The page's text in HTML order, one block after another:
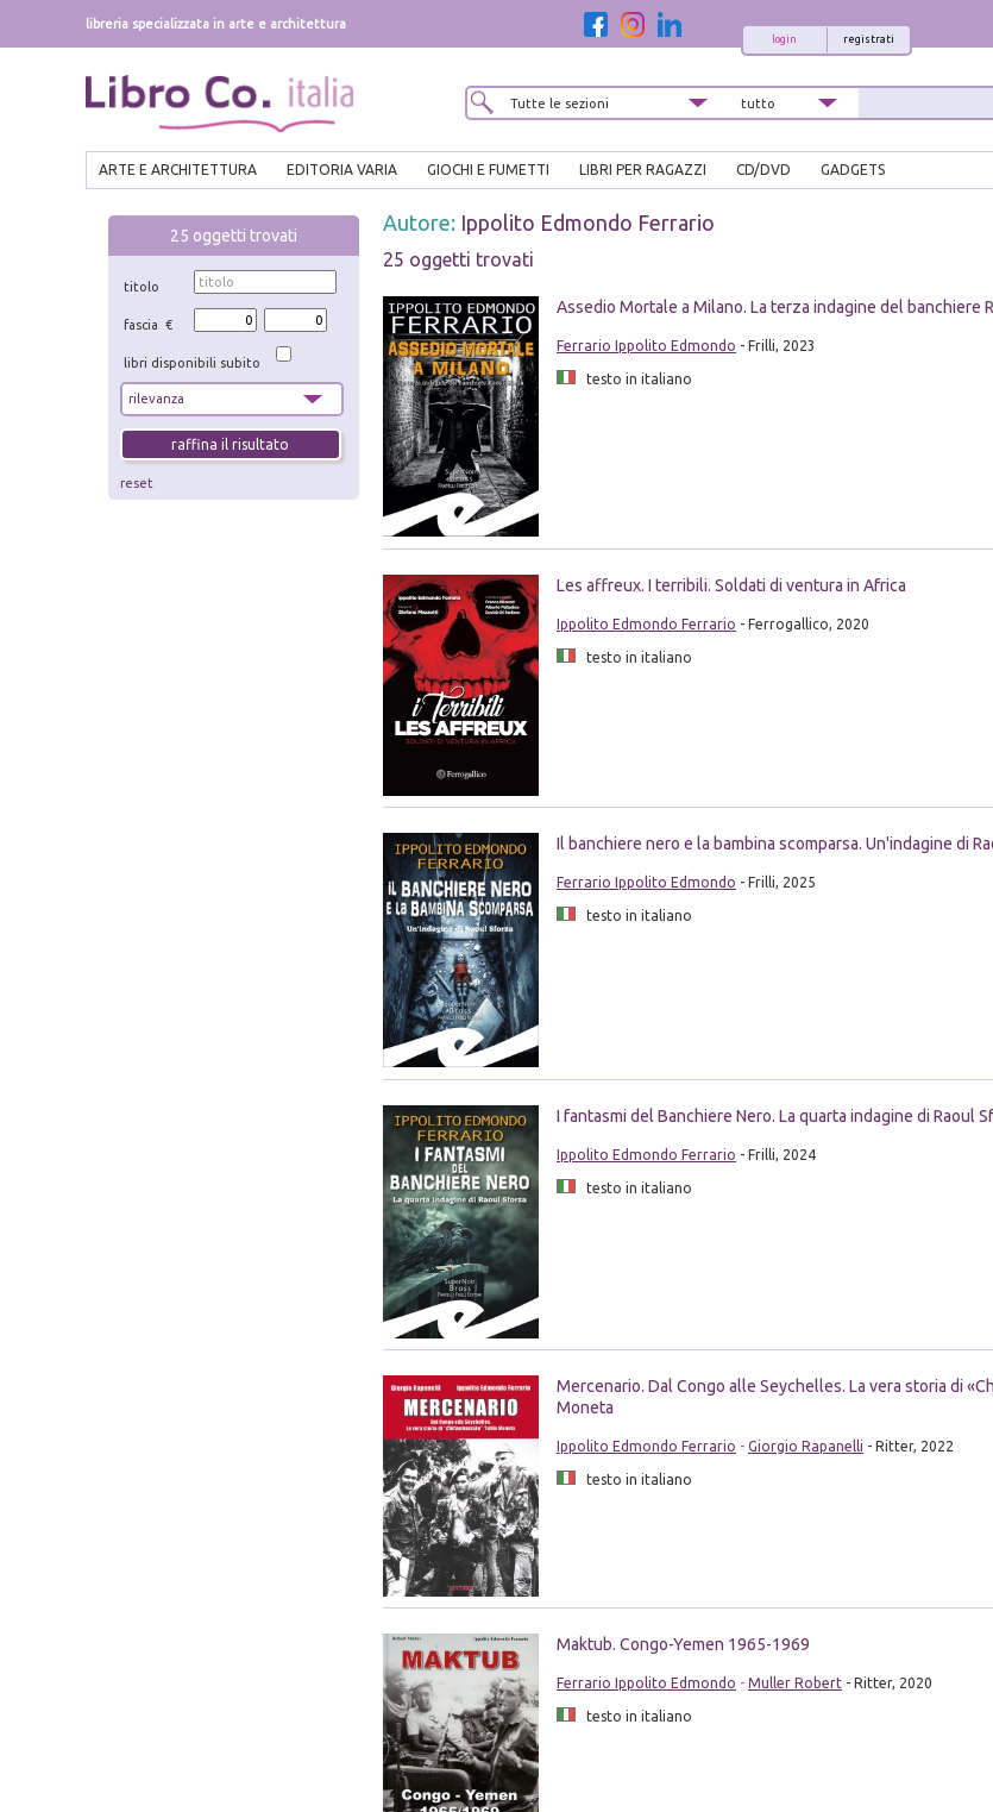
libreria specializzata in arte e architettura
registrati
login
ARTE E ARCHITETTURA EDITORIA VARIA GIOCHI E FUMETTI LIBRI PER RAGAZZI CD/DVD GADGETS
25 oggetti trovati
titolo
fascia €
libri disponibili subito
reset
Autore: Ippolito Edmondo Ferrario
25 oggetti trovati
Assedio Mortale a Milano. La terza indagine del banchiere
Ferrario Ippolito Edmondo - Frilli, 2023
testo in italiano
Les affreux. I terribili. Soldati di ventura in Africa
Ippolito Edmondo Ferrario - Ferrogallico, 2020
testo in italiano
Il banchiere nero e la bambina scomparsa. Un'indagine di
Ferrario Ippolito Edmondo - Frilli, 2025
testo in italiano
I fantasmi del Banchiere Nero. La quarta indagine di Raoul
Ippolito Edmondo Ferrario - Frilli, 2024
testo in italiano
Mercenario. Dal Congo alle Seychelles. La vera storia di
Moneta
Ippolito Edmondo Ferrario - Giorgio Rapanelli - Ritter, 2022
testo in italiano
Maktub. Congo-Yemen 1965-1969
Ferrario Ippolito Edmondo - Muller Robert- Ritter, 2020
testo in italiano